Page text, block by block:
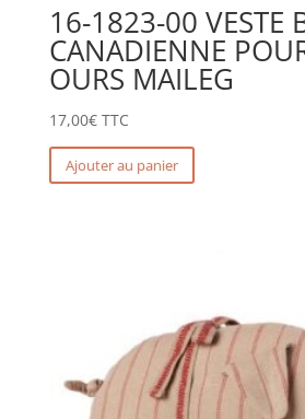
16-1823-00 VESTE
CANADIENNE
OURS MAILEG
17,00€ TTC
Ajouter au panier